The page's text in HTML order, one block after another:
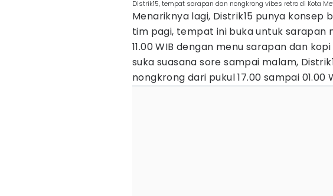
Distrik15, tempat sarapan dan nongkrong vibes retro di Kota
Menariknya lagi, Distrik15 punya konsep
tim pagi, tempat ini buka untuk sarapan
11.00 WIB dengan menu sarapan dan
suka suasana sore sampai malam,
nongkrong dari pukul 17.00 sampai 01.00